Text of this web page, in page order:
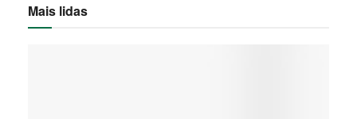
Mais lidas